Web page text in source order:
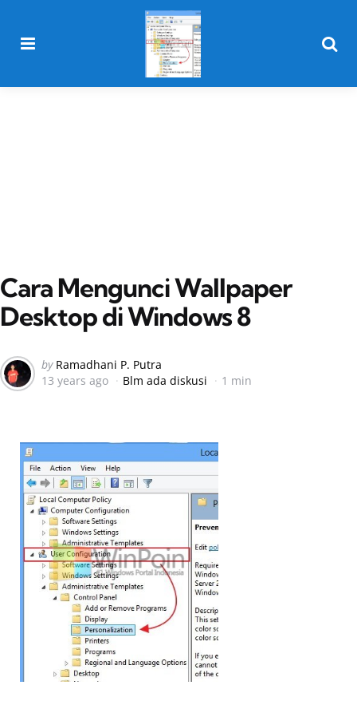
Cara Mengunci Wallpaper
Desktop di Windows 8
Posted
by
by Ramadhani P. Putra
13 years ago
Blm ada diskusi 1 min